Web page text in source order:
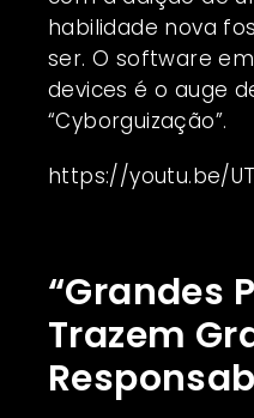
habilidade nova
ser. O software
devices é o auge
“Cyborguização”.
https://youtu.be/
“Grandes
Trazem